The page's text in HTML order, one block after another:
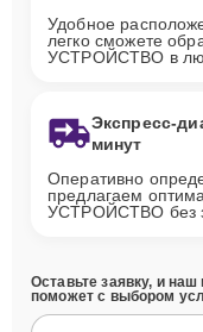
Удобное
легко сможете
УСТРОЙСТВО в
Экспресс-
минут
Оперативно
предлагаем
УСТРОЙСТВО без
Оставьте заявку, и
поможет с выбором